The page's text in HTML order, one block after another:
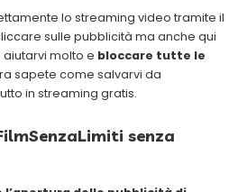
lo streaming video tramite il
sulle pubblicità ma anche qui
aiutarvi molto e bloccare tutte le
sapete come salvarvi da
in streaming gratis.
senza